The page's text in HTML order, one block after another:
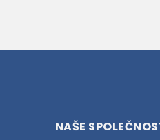
NAŠE